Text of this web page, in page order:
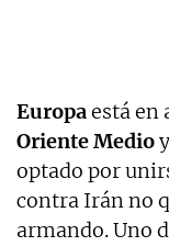
Europaestá en
Oriente Medio
optado por
contra Irán no
armando. Uno